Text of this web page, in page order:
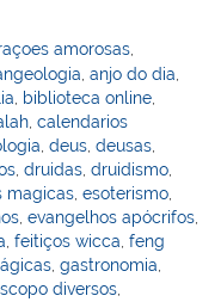
t
ar
e
amorosas
,anjo do dia,
, biblioteca online,
,calendarios
,deus,deusas,
,druidas,druidismo,
magicas,esoterismo,
,evangelhos apócrifos,
,feitiços wicca,feng
,gastronomia,
diversos,